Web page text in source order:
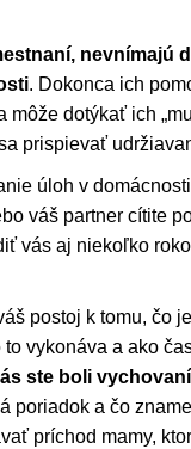
nevnímajú
. Dokonca ich
môže dotýkať ich
prispievať
úloh v
váš partner cítite
vás aj niekoľko
postoj k tomu, čo
to vykonáva a ako
ste boli
poriadok a čo
príchod mamy,